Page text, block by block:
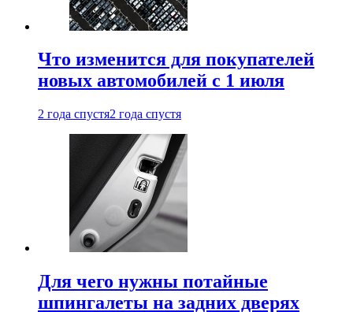
Что изменится для покупателей
новых автомобилей с 1 июля
2 года спустя2 года спустя
Для чего нужны потайные
шпингалеты на задних дверях